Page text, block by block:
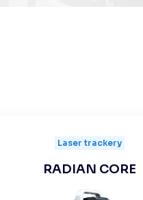
Laser trackery
RADIAN CORE